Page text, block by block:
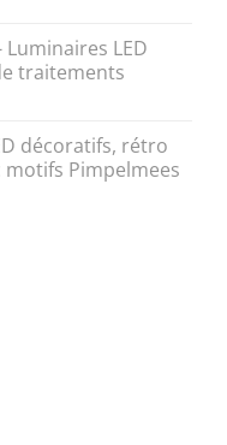
Luminaires LED
traitements
décoratifs, rétro
motifs Pimpelmees